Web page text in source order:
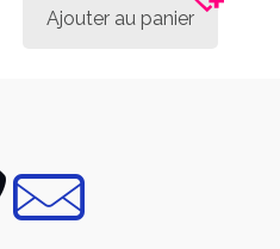
Ajouter au panier